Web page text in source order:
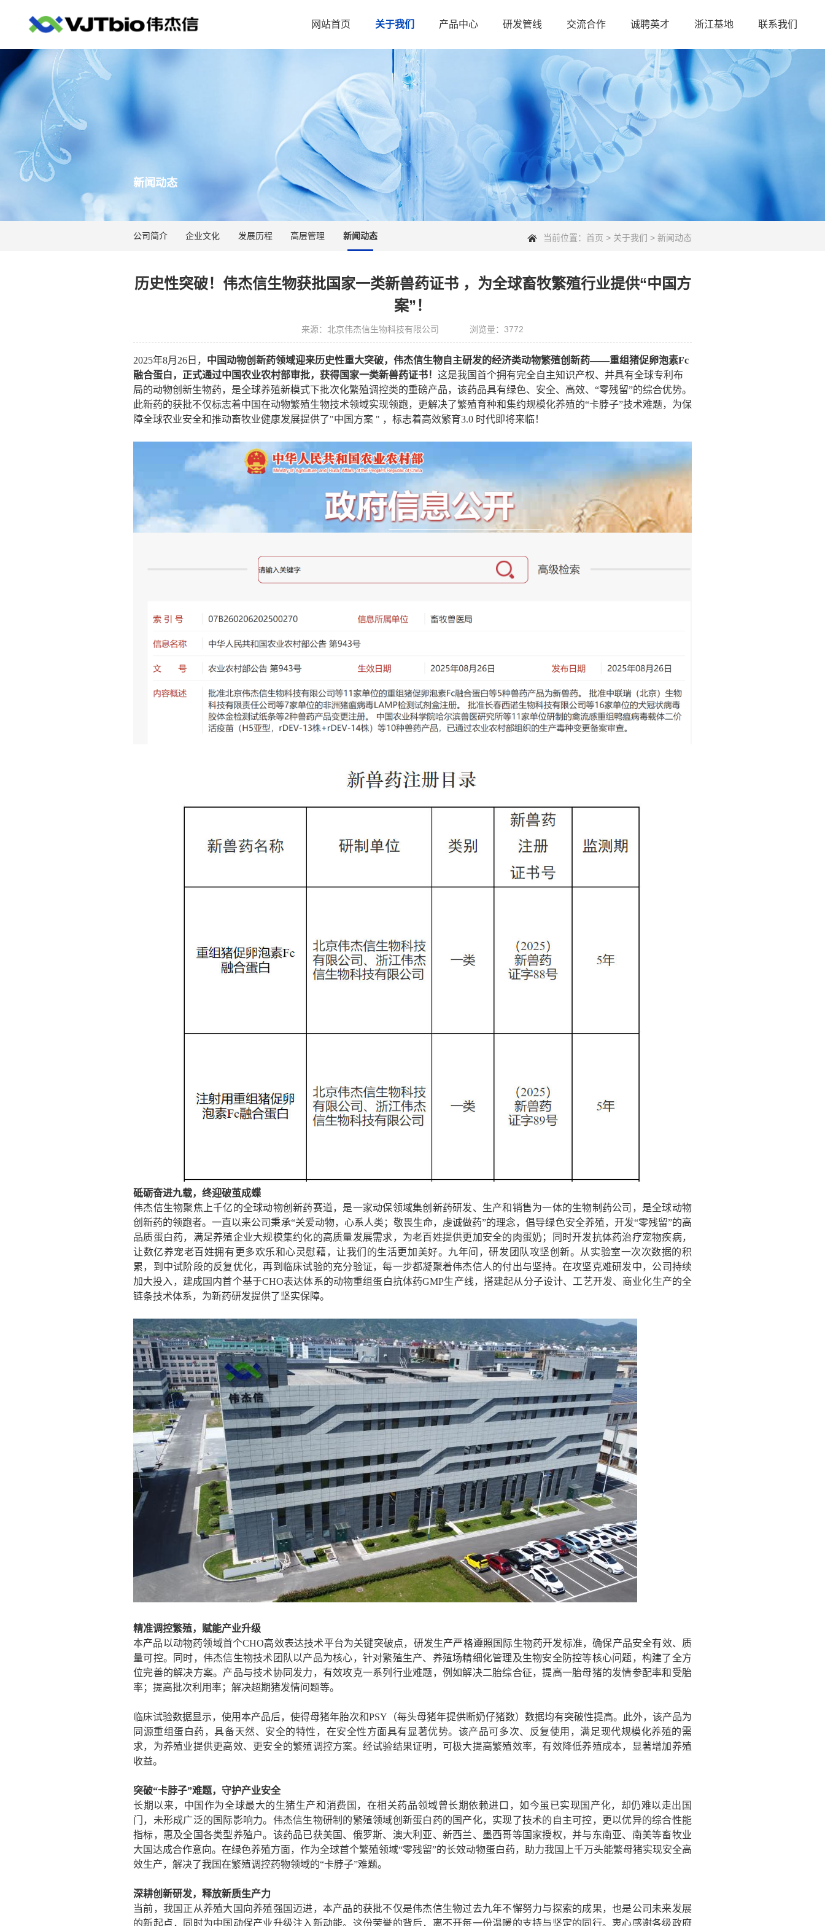
网站首页 关于我们 产品中心 研发管线 交流合作 诚聘英才 浙江基地 联系我们
新闻动态
公司简介 企业文化 发展历程 高层管理 新闻动态 当前位置： 首页 > 关于我们 > 新闻动态
历史性突破！伟杰信生物获批国家一类新兽药证书 ，为全球畜牧繁殖行业提供“中国方
案”！
来源：北京伟杰信生物科技有限公司 浏览量： 3772
2025年8月 26 日， 中国动物创新药领域迎来历史性重大突破，伟杰信生物自主研发的经济类动物繁殖创新药——重组猪促卵泡素Fc
融合蛋白，正式通过中国农业农村部审批， 获得国家一类新兽药证书！ 这是我国首个拥有完全自主知识产权、并具有全球专利布
局的动物创新生物药，是全球养殖新模式下批次化繁殖调控类的重磅产品，该药品具有绿色、安全、高效、 “零残留”的综合优势。
此新药的获批不仅标志着中国在动物繁殖生物技术领域实现领跑， 更解决了繁殖育种和集约规模化养殖的“卡脖子”技术难题，为保
障全球农业安全和推动畜牧业健康发展提供了"中国方案 " ，标志着高效繁育3.0 时代即将来临！
砥砺奋进九载， 终迎破茧成蝶
伟杰信生物聚焦上千亿的全球动物创新药赛道，是一家动保领域集创新药研发、生产和销售为一体的生物制药公司，是全球动物
创新药的领跑者。一直以来公司秉承“关爱动物，心系人类；敬畏生命，虔诚做药”的理念，倡导绿色安全养殖，开发“零残留”的高
品质蛋白药，满足养殖企业大规模集约化的高质量发展需求，为老百姓提供更加安全的肉蛋奶；同时开发抗体药治疗宠物疾病，
让数亿养宠老百姓拥有更多欢乐和心灵慰藉，让我们的生活更加美好。九年间，研发团队攻坚创新。从实验室一次次数据的积
累，到中试阶段的反复优化，再到临床试验的充分验证，每一步都凝聚着伟杰信人的付出与坚持。在攻坚克难研发中， 公司持续
加大投入，建成国内首个基于CHO表达体系的动物重组蛋白抗体药GMP生产线，搭建起从分子设计、工艺开发、商业化生产的全
链条技术体系，为新药研发提供了坚实保障。
精准调控繁殖， 赋能产业升级
本产品以动物药领域首个CHO高效表达技术平台为关键突破点，研发生产严格遵照国际生物药开发标准，确保产品安全有效、质
量可控。同时，伟杰信生物技术团队以产品为核心，针对繁殖生产、养殖场精细化管理及生物安全防控等核心问题，构建了全方
位完善的解决方案。产品与技术协同发力，有效攻克一系列行业难题，例如解决二胎综合征，提高一胎母猪的发情参配率和受胎
率；提高批次利用率；解决超期猪发情问题等。
临床试验数据显示，使用本产品后， 使得母猪年胎次和PSY （每头母猪年提供断奶仔猪数）数据均有突破性提高。此外，该产品为
同源重组蛋白药，具备天然、安全的特性，在安全性方面具有显著优势。该产品可多次、反复使用，满足现代规模化养殖的需
求，为养殖业提供更高效、更安全的繁殖调控方案。经试验结果证明，可极大提高繁殖效率，有效降低养殖成本，显著增加养殖
收益。
突破“卡脖子”难题， 守护产业安全
长期以来，中国作为全球最大的生猪生产和消费国，在相关药品领域曾长期依赖进口，如今虽已实现国产化，却仍难以走出国
门，未形成广泛的国际影响力。伟杰信生物研制的繁殖领域创新蛋白药的国产化，实现了技术的自主可控，更以优异的综合性能
指标，惠及全国各类型养殖户。该药品已获美国、俄罗斯、澳大利亚、新西兰、墨西哥等国家授权，并与东南亚、南美等畜牧业
大国达成合作意向。在绿色养殖方面， 作为全球首个繁殖领域“零残留”的长效动物蛋白药，助力我国上千万头能繁母猪实现安全高
效生产， 解决了我国在繁殖调控药物领域的“卡脖子”难题。
深耕创新研发，释放新质生产力
当前，我国正从养殖大国向养殖强国迈进，本产品的获批不仅是伟杰信生物过去九年不懈努力与探索的成果，也是公司未来发展
的新起点，同时为中国动保产业升级注入新动能。这份荣誉的背后，离不开每一份温暖的支持与坚定的同行。衷心感谢各级政府